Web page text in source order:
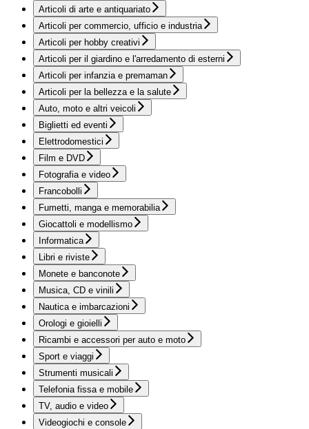
Articoli di arte e antiquariato
Articoli per commercio, ufficio e industria
Articoli per hobby creativi
Articoli per il giardino e l'arredamento di esterni
Articoli per infanzia e premaman
Articoli per la bellezza e la salute
Auto, moto e altri veicoli
Biglietti ed eventi
Elettrodomestici
Film e DVD
Fotografia e video
Francobolli
Fumetti, manga e memorabilia
Giocattoli e modellismo
Informatica
Libri e riviste
Monete e banconote
Musica, CD e vinili
Nautica e imbarcazioni
Orologi e gioielli
Ricambi e accessori per auto e moto
Sport e viaggi
Strumenti musicali
Telefonia fissa e mobile
TV, audio e video
Videogiochi e console